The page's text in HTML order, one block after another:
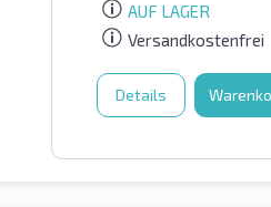
AUF LAGER
Versandkostenfrei
Details